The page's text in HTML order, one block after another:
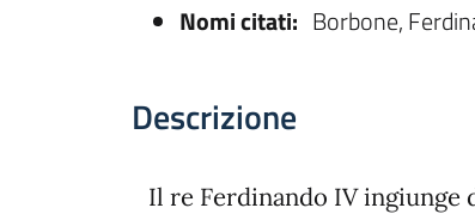
Nomi citati: Borbone,
Descrizione
Il re Ferdinando IV